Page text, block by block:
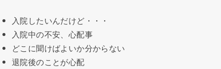
入院したいんだけど・・・
入院中の不安、心配事
どこに聞けばよいか分からない
退院後のことが心配